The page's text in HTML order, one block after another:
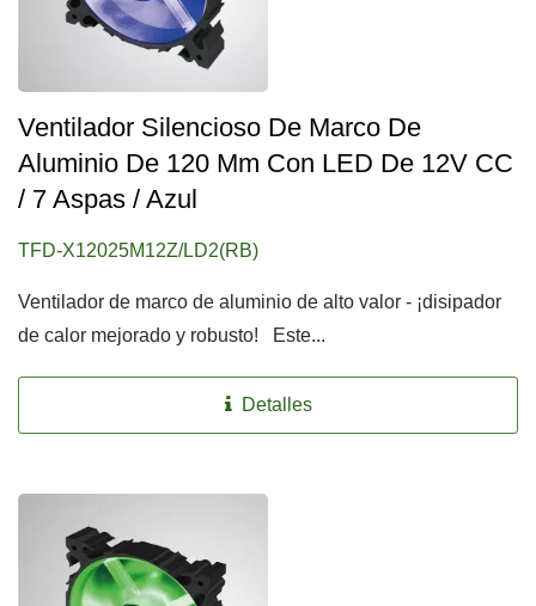
Ventilador Silencioso De Marco De
Aluminio De 120 Mm Con LED De 12V CC
/ 7 Aspas / Azul
TFD-X12025M12Z/LD2(RB)
Ventilador de marco de aluminio de alto valor - ¡disipador
de calor mejorado y robusto! Este...
Detalles